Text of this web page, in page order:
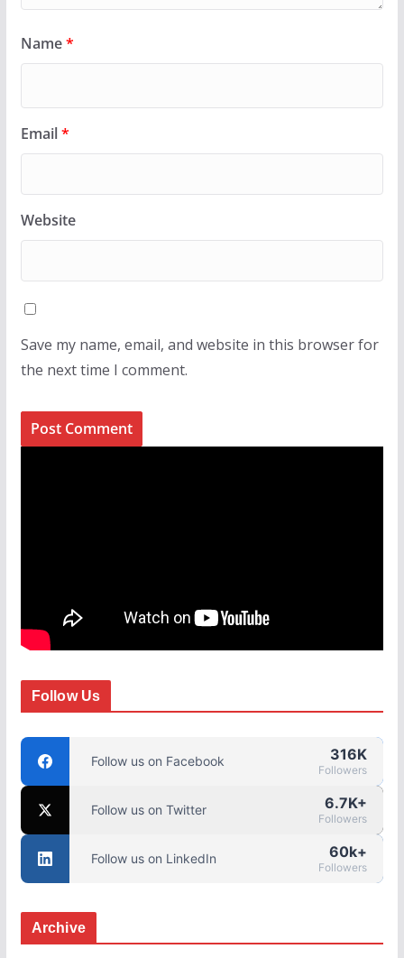
Name*
Email*
Website
Save my name, email, and website in this browser for
the next time I comment.
Follow Us
Follow us on Facebook 316K
Followers
Follow us on Twitter 6.7K+
Followers
Follow us on LinkedIn 60k+
Followers
Archive